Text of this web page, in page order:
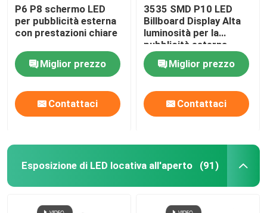
P6 P8 schermo LED
per pubblicità esterna
con prestazioni chiare
Miglior prezzo
Contattaci
3535 SMD P10 LED
Billboard Display Alta
luminosità per la
pubblicità esterna
Miglior prezzo
Contattaci
Esposizione di LED locativa all'aperto (91)